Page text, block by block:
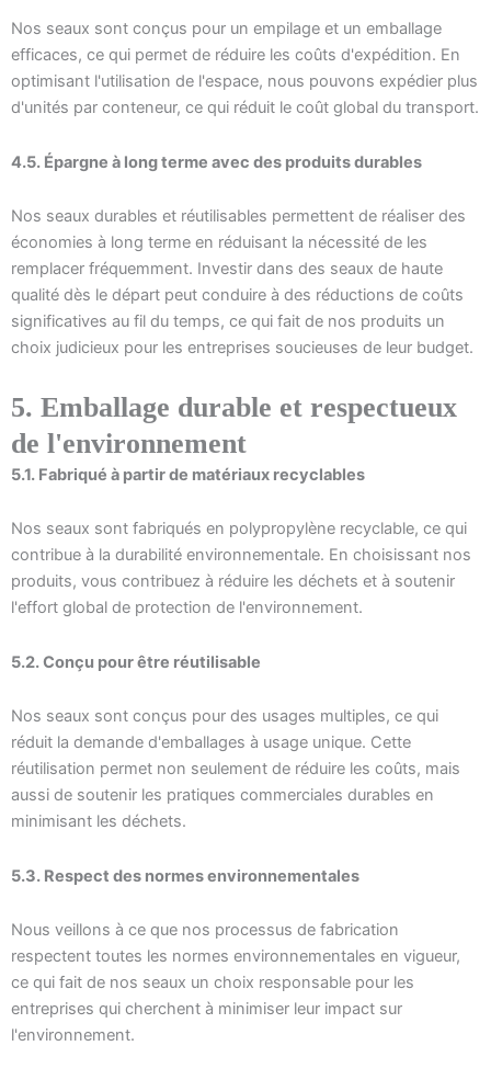
Nos seaux sont conçus pour un empilage et un emballage
efficaces, ce qui permet de réduire les coûts d'expédition. En
optimisant l'utilisation de l'espace, nous pouvons expédier plus
d'unités par conteneur, ce qui réduit le coût global du transport.
4.5. Épargne à long terme avec des produits durables
Nos seaux durables et réutilisables permettent de réaliser des
économies à long terme en réduisant la nécessité de les
remplacer fréquemment. Investir dans des seaux de haute
qualité dès le départ peut conduire à des réductions de coûts
significatives au fil du temps, ce qui fait de nos produits un
choix judicieux pour les entreprises soucieuses de leur budget.
5. Emballage durable et respectueux
de l'environnement
5.1. Fabriqué à partir de matériaux recyclables
Nos seaux sont fabriqués en polypropylène recyclable, ce qui
contribue à la durabilité environnementale. En choisissant nos
produits, vous contribuez à réduire les déchets et à soutenir
l'effort global de protection de l'environnement.
5.2. Conçu pour être réutilisable
Nos seaux sont conçus pour des usages multiples, ce qui
réduit la demande d'emballages à usage unique. Cette
réutilisation permet non seulement de réduire les coûts, mais
aussi de soutenir les pratiques commerciales durables en
minimisant les déchets.
5.3. Respect des normes environnementales
Nous veillons à ce que nos processus de fabrication
respectent toutes les normes environnementales en vigueur,
ce qui fait de nos seaux un choix responsable pour les
entreprises qui cherchent à minimiser leur impact sur
l'environnement.